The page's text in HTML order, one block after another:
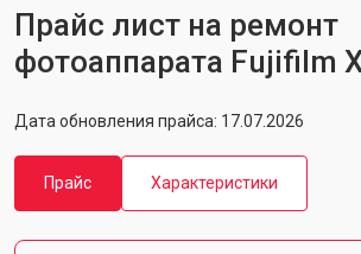
Прайс лист на ремонт
фотоаппарата Fujifilm
Дата обновления прайса: 17.07.2026
Прайс Характеристики